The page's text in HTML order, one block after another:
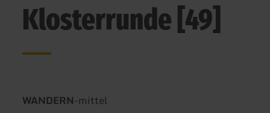
Klosterrunde [49]
Art
WANDERN-Schwierigkeit:
mittel